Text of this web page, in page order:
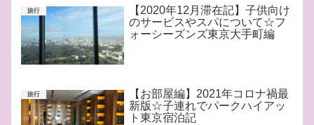
旅行
【2020年12月滞在記】子供向け
のサービスやスパについて☆フ
ォーシーズンズ東京大手町編
旅行
【お部屋編】2021年コロナ禍最
新版☆子連れでパークハイアッ
ト東京宿泊記